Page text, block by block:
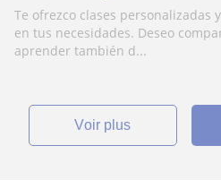
Te ofrezco clases personalizadas
en tus necesidades. Deseo
aprender también d...
voir plus